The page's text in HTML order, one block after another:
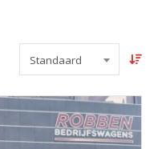
Standaard